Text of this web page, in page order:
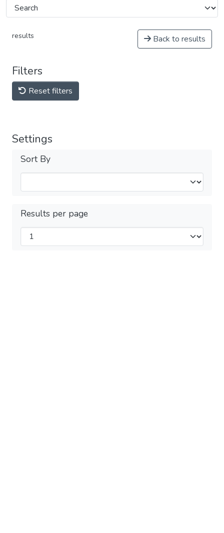
results Back to results
Filters
Reset filters
Settings
Sort By
Results per page